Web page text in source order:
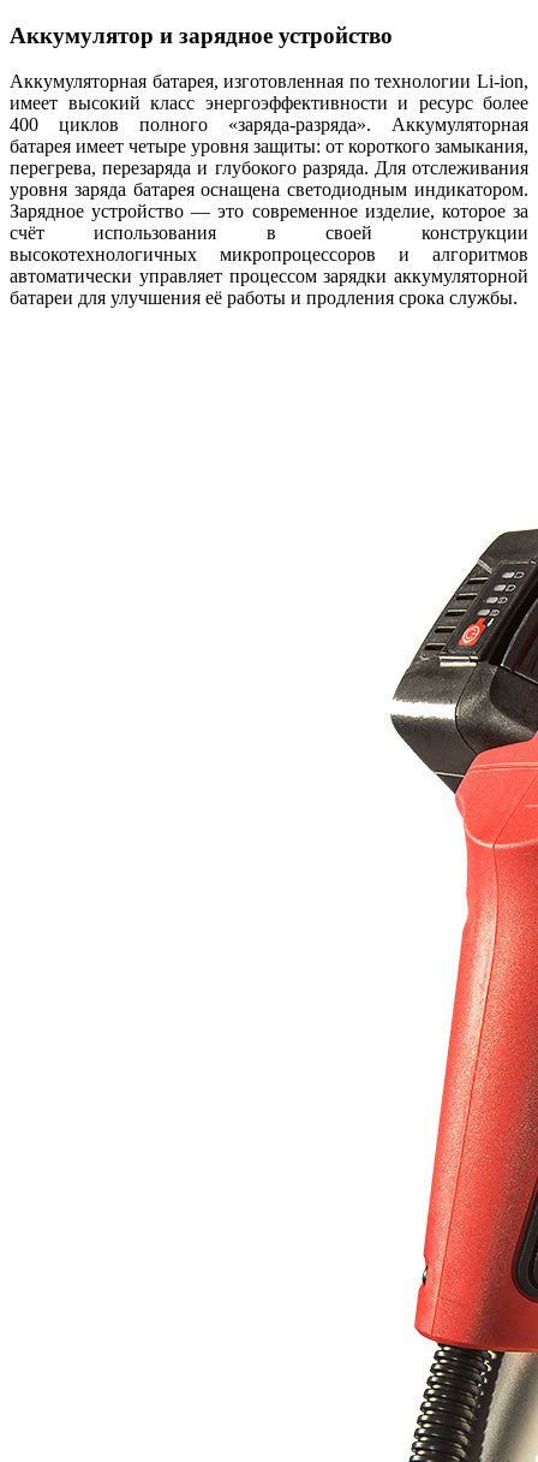
Аккумулятор и зарядное устройство
Аккумуляторная батарея, изготовленная по технологии Li-ion,
имеет высокий класс энергоэффективности и ресурс более
400 циклов полного «заряда-разряда». Аккумуляторная
батарея имеет четыре уровня защиты: от короткого замыкания,
перегрева, перезаряда и глубокого разряда. Для отслеживания
уровня заряда батарея оснащена светодиодным индикатором.
Зарядное устройство — это современное изделие, которое за
счёт использования в своей конструкции
высокотехнологичных микропроцессоров и алгоритмов
автоматически управляет процессом зарядки аккумуляторной
батареи для улучшения её работы и продления срока службы.